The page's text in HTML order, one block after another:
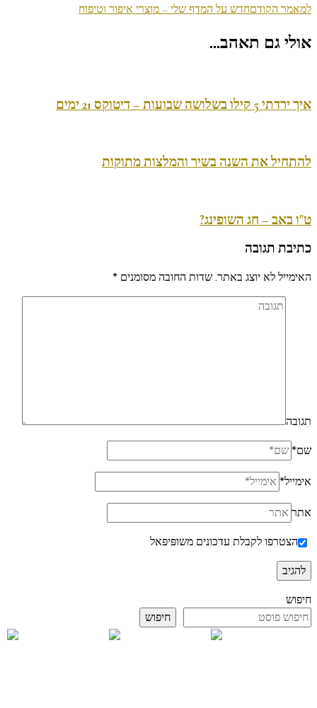
ניווט
בפוסטים
למאמר הקודםחדש על המדף שלי – מוצרי איפור וטיפוח
אולי גם תאהב...
איך ירדתי 5 קילו בשלושה שבועות – דיטוקס 21 ימים
להתחיל את השנה בשיר והמלצות מתוקות
ט"ו באב – חג השופינג?
כתיבת תגובה
האימייל לא יוצג באתר.שדות החובה מסומנים *
תגובה
שם*
אימייל*
אתר
הצטרפו לקבלת עדכונים משופּיפּאל
חיפוש
חיפוש